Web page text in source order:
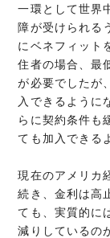
一環として世界
障が受けられる
にベネフィット
住者の場合、最
が必要でしたが
入できるように
らに契約条件も
ても加入できる
現在のアメリカ
続き、金利は高
ても、実質的に
減りしているの